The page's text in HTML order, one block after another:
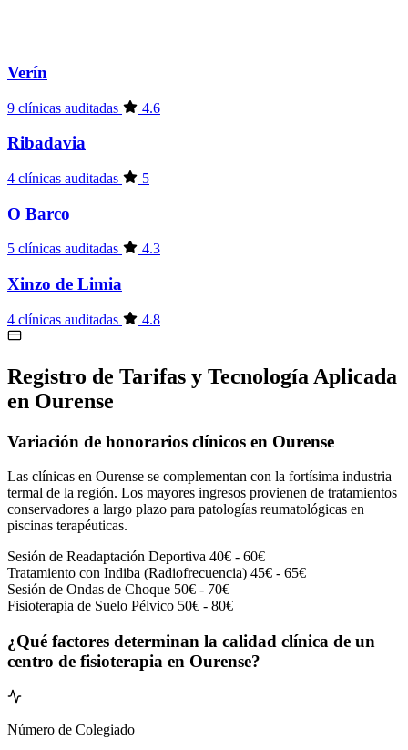
Verín
9 clínicas auditadas 4.6
Ribadavia
4 clínicas auditadas 5
O Barco
5 clínicas auditadas 4.3
Xinzo de Limia
4 clínicas auditadas 4.8
Registro de Tarifas y Tecnología Aplicada
en Ourense
Variación de honorarios clínicos en Ourense
Las clínicas en Ourense se complementan con la fortísima industria
termal de la región. Los mayores ingresos provienen de tratamientos
conservadores a largo plazo para patologías reumatológicas en
piscinas terapéuticas.
Sesión de Readaptación Deportiva 40€ - 60€
Tratamiento con Indiba (Radiofrecuencia) 45€ - 65€
Sesión de Ondas de Choque 50€ - 70€
Fisioterapia de Suelo Pélvico 50€ - 80€
¿Qué factores determinan la calidad clínica de un
centro de fisioterapia en Ourense?
Número de Colegiado